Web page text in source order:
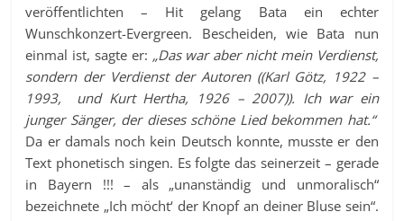
veröffentlichten – Hit gelang Bata ein echter
Wunschkonzert-Evergreen. Bescheiden, wie Bata nun
einmal ist, sagte er: „Das war aber nicht mein Verdienst,
sondern der Verdienst der Autoren ((Karl Götz, 1922 –
1993, und Kurt Hertha, 1926 – 2007)). Ich war ein
junger Sänger, der dieses schöne Lied bekommen hat.“
Da er damals noch kein Deutsch konnte, musste er den
Text phonetisch singen. Es folgte das seinerzeit – gerade
in Bayern !!! – als „unanständig und unmoralisch“
bezeichnete „Ich möcht‘ der Knopf an deiner Bluse sein“.